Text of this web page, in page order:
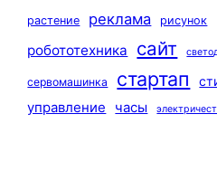
растение реклама рисунок
робототехника сайт
сервомашинка стартап
управление часы